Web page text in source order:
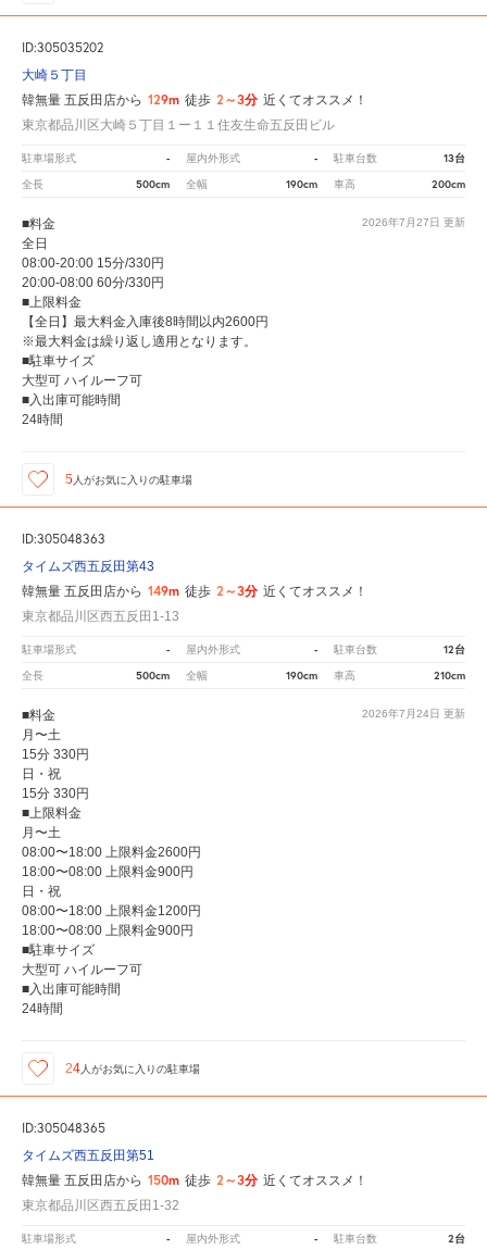
ID:305035202
大崎５丁目
韓無量 五反田店から 129m 徒歩 2～3分 近くてオススメ！
東京都品川区大崎５丁目１ー１１住友生命五反田ビル
駐車場形式 - 屋内外形式 - 駐車台数 13台
全長 500cm 全幅 190cm 車高 200cm
2026年7月27日 更新
■料金
全日
08:00-20:00 15分/330円
20:00-08:00 60分/330円
■上限料金
【全日】最大料金入庫後8時間以内2600円
※最大料金は繰り返し適用となります。
■駐車サイズ
大型可 ハイルーフ可
■入出庫可能時間
24時間
5人がお気に入りの駐車場
ID:305048363
タイムズ西五反田第43
韓無量 五反田店から 149m 徒歩 2～3分 近くてオススメ！
東京都品川区西五反田1-13
駐車場形式 - 屋内外形式 - 駐車台数 12台
全長 500cm 全幅 190cm 車高 210cm
2026年7月24日 更新
■料金
月〜土
15分 330円
日・祝
15分 330円
■上限料金
月〜土
08:00〜18:00 上限料金2600円
18:00〜08:00 上限料金900円
日・祝
08:00〜18:00 上限料金1200円
18:00〜08:00 上限料金900円
■駐車サイズ
大型可 ハイルーフ可
■入出庫可能時間
24時間
24人がお気に入りの駐車場
ID:305048365
タイムズ西五反田第51
韓無量 五反田店から 150m 徒歩 2～3分 近くてオススメ！
東京都品川区西五反田1-32
駐車場形式 - 屋内外形式 - 駐車台数 2台